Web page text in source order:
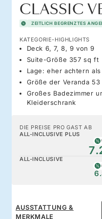
CLASSIC
ZEITLICH BEGRENZTES
KATEGORIE-HIGHLIGHTS
Deck 6, 7, 8, 9 von 9
Suite-Größe 357 sq ft
Lage: eher achtern
Größe der Veranda
Großes Badezimmer
Kleiderschrank
DIE PREISE PRO GAST AB
ALL-INCLUSIVE PLUS
ALL-INCLUSIVE
AUSSTATTUNG &
MERKMALE